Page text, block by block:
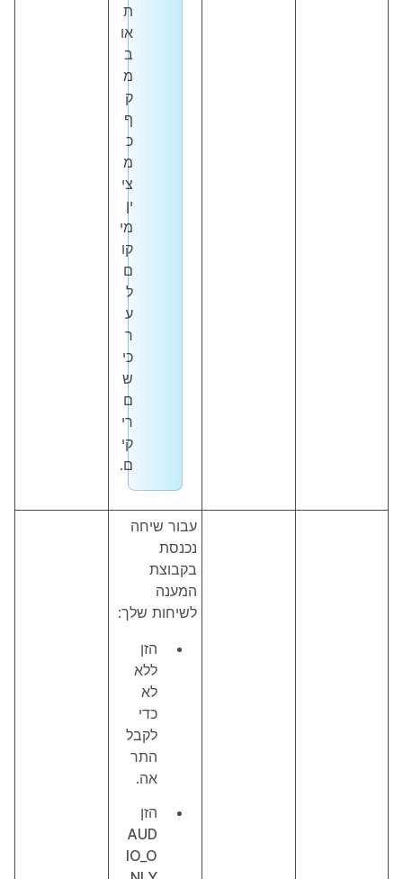
ת
או
ב
מ
ק
ף
כ
מ
צי
ין
מי
קו
ם
ל
ע
ר
כי
ש
ם
רי
קי
ם.
עבור שיחה
נכנסת
בקבוצת
המענה
לשיחות שלך:
הזן
ללא
לא
כדי
לקבל
התר
אה.
הזן
AUD
IO_O